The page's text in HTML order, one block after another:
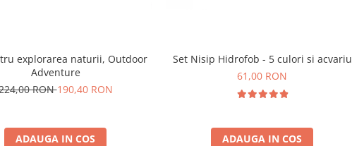
explorarea naturii, Outdoor
Adventure
RON190,40 RON
ADAUGA IN COS
Set Nisip Hidrofob - 5 culori si acvariu
61,00 RON
ADAUGA IN COS